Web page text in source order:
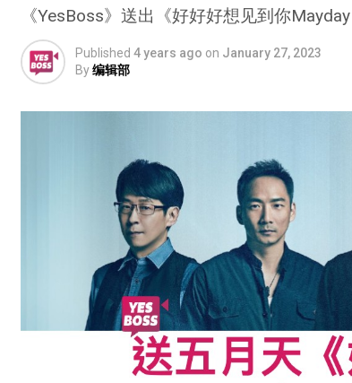
《YesBoss》送出《好好好想见到你
Published 4 years ago on January 27, 2023
By编辑部